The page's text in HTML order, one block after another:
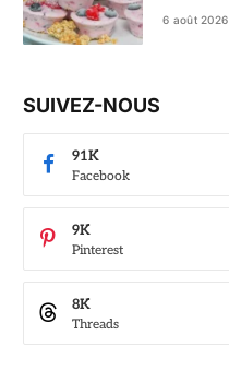
6 août 2026
SUIVEZ-NOUS
Facebook
91K
Pinterest
9K
Threads
8K